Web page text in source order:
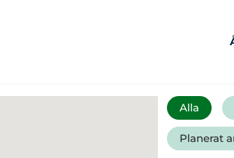
Alla
Planerat